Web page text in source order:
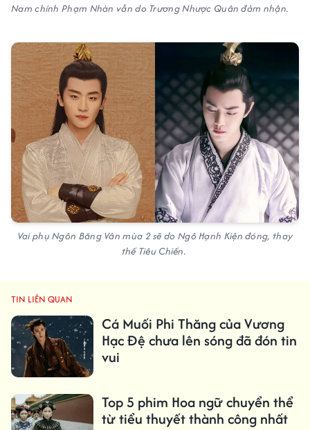
Nam chính Phạm Nhàn vẫn do Trương Nhược Quân đảm nhận.
Vai phụ Ngôn Băng Vân mùa 2 sẽ do Ngô Hạnh Kiện đóng, thay
thế Tiêu Chiến.
TIN LIÊN QUAN
Cá Muối Phi Thăng của Vương
Hạc Đệ chưa lên sóng đã đón tin
vui
Top 5 phim Hoa ngữ chuyển thể
từ tiểu thuyết thành công nhất